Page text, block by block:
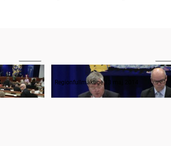
Sammanträdets öppnande
Regionfullmäktige 13 maj 2014